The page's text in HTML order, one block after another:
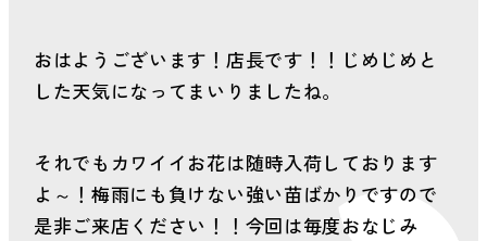
会社案内
お問い合わせ
おはようございます！店長です！！じめじめと
した天気になってまいりましたね。
それでもカワイイお花は随時入荷しております
よ～！梅雨にも負けない強い苗ばかりですので
是非ご来店ください！！今回は毎度おなじみ